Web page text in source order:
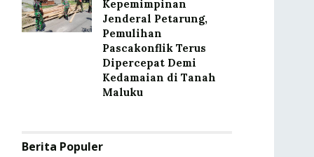
Kepemimpinan
Jenderal Petarung,
Pemulihan
Pascakonflik Terus
Dipercepat Demi
Kedamaian di Tanah
Maluku
Berita Populer